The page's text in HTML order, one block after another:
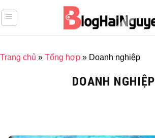
to
Trang chủ » Tổng hợp » Doanh nghiệp
DOANH NGHIỆP